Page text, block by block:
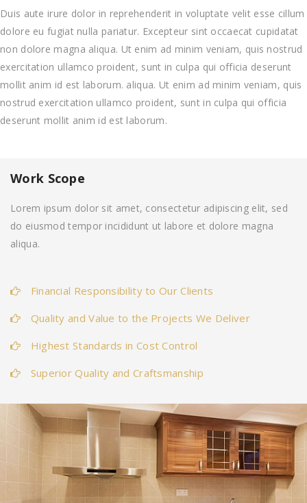
Duis aute irure dolor in reprehenderit in voluptate velit esse cillum
dolore eu fugiat nulla pariatur. Excepteur sint occaecat cupidatat
non dolore magna aliqua. Ut enim ad minim veniam, quis nostrud
exercitation ullamco proident, sunt in culpa qui officia deserunt
mollit anim id est laborum. aliqua. Ut enim ad minim veniam, quis
nostrud exercitation ullamco proident, sunt in culpa qui officia
deserunt mollit anim id est laborum.
Work Scope
Lorem ipsum dolor sit amet, consectetur adipiscing elit, sed
do eiusmod tempor incididunt ut labore et dolore magna
aliqua.
Financial Responsibility to Our Clients
Quality and Value to the Projects We Deliver
Highest Standards in Cost Control
Superior Quality and Craftsmanship